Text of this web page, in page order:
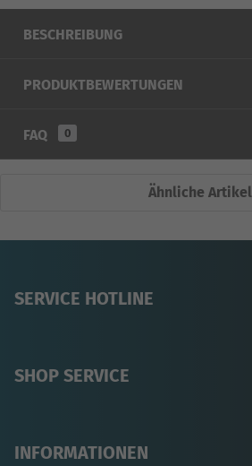
BESCHREIBUNG
PRODUKTBEWERTUNGEN
FAQ 0
Ähnliche Artikel
SERVICE HOTLINE
SHOP SERVICE
INFORMATIONEN